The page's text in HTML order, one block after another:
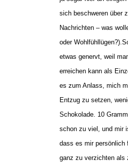
sich beschweren über
Nachrichten – was
oder
etwas genervt, weil
erreichen kann als
es zum Anlass, mich
Entzug zu setzen,
Schokolade. 10
schon zu viel, und mir
dass es mir persönlich
ganz zu verzichten als